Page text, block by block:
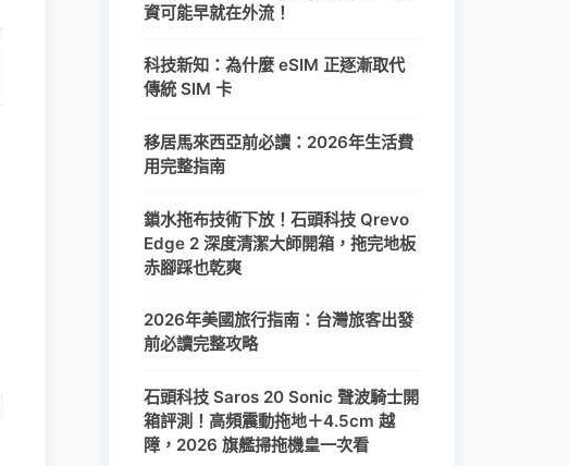
資可能早就在外流！
科技新知：為什麼 eSIM 正逐漸取代
傳統 SIM 卡
移居馬來西亞前必讀：2026年生活費
用完整指南
鎖水拖布技術下放！石頭科技 Qrevo
Edge 2 深度清潔大師開箱，拖完地板
赤腳踩也乾爽
2026年美國旅行指南：台灣旅客出發
前必讀完整攻略
石頭科技 Saros 20 Sonic 聲波騎士開
箱評測！高頻震動拖地＋4.5cm 越
障，2026 旗艦掃拖機皇一次看